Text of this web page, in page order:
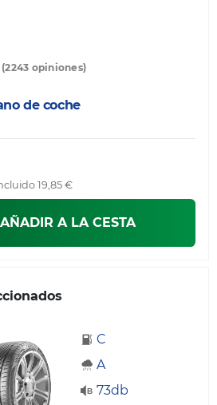
(2243 opiniones)
de coche
19,85 €
AÑADIR A LA CESTA
C
A
73db